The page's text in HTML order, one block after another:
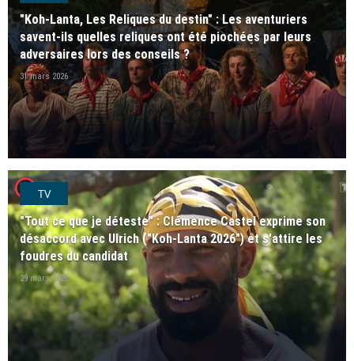
"Koh-Lanta, Les Reliques du destin" : Les aventuriers
savent-ils quelles reliques ont été piochées par leurs
adversaires lors des conseils ?
31 mars 2026
player2TV
"Tout ce que je déteste" : Clémence Castel exprime son
désaccord avec Ulrich ("Koh-Lanta 2026") et s'attire les
foudres du candidat
29 mars 2026